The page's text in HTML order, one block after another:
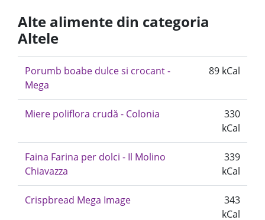
Alte alimente din categoria
Altele
Porumb boabe dulce si crocant -
Mega
89 kCal
Miere poliflora crudă - Colonia
330
kCal
Faina Farina per dolci - Il Molino
Chiavazza
339
kCal
Crispbread Mega Image
343
kCal